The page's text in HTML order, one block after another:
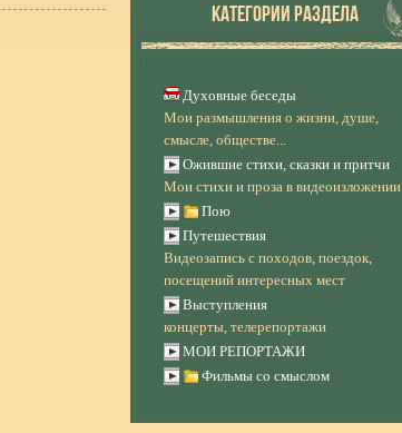
КАТЕГОРИИ РАЗДЕЛА
Духовные беседы
Мои размышления о жизни, душе,
смысле, обществе...
Ожившие стихи, сказки и притчи
Мои стихи и проза в видеоизложении
Пою
Путешествия
Видеозапись с походов, поездок,
посещений интересных мест
Выступления
концерты, телерепортажи
МОИ РЕПОРТАЖИ
Фильмы со смыслом